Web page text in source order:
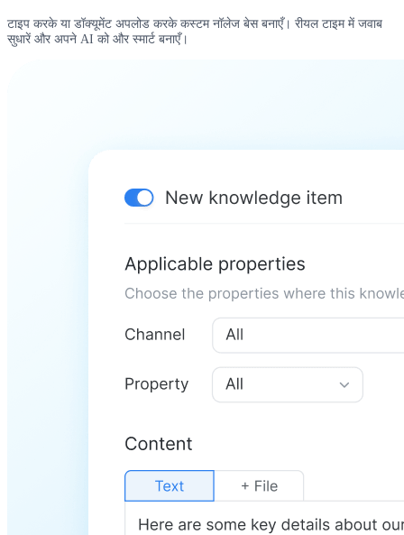
टाइप करके या डॉक्यूमेंट अपलोड करके कस्टम नॉलेज बेस बनाएँ। रीयल टाइम में जवाब
सुधारें और अपने AI को और स्मार्ट बनाएँ।